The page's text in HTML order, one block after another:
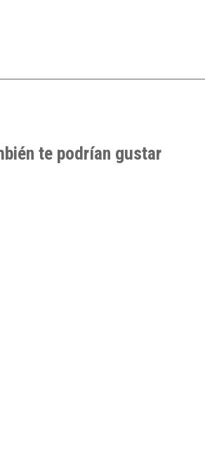
te podrían gustar